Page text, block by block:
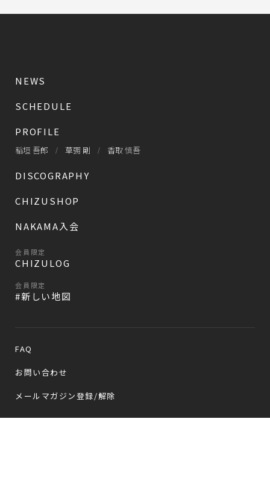
NEWS
SCHEDULE
PROFILE
稲垣 吾郎 草彅 剛 香取 慎吾
DISCOGRAPHY
CHIZUSHOP
NAKAMA入会
会員限定
CHIZULOG
会員限定
#新しい地図
FAQ
お問い合わせ
メールマガジン登録/解除